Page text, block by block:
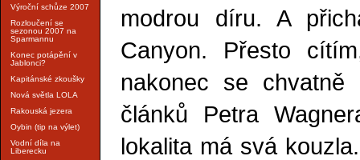
Výroční schůze 2007
Rozloučení se
sezonou 2007 na
Sparmannu
Konec potápění v
Jablonci?
Kapitánské zkoušky
Nová světla LOLA
Rakouská jezera
Oybin (tip na výlet)
Vodní díla na
Liberecku
modrou díru. A
Canyon. Přesto
nakonec se chvatně
článků Petra
lokalita má svá